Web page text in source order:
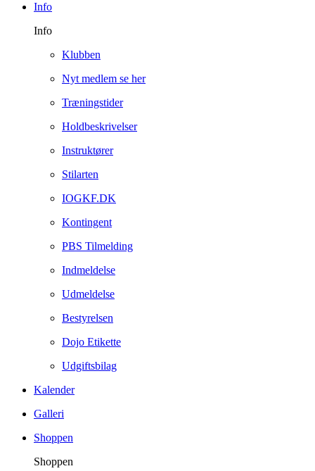
Info
Info
Klubben
Nyt medlem se her
Træningstider
Holdbeskrivelser
Instruktører
Stilarten
IOGKF.DK
Kontingent
PBS Tilmelding
Indmeldelse
Udmeldelse
Bestyrelsen
Dojo Etikette
Udgiftsbilag
Kalender
Galleri
Shoppen
Shoppen